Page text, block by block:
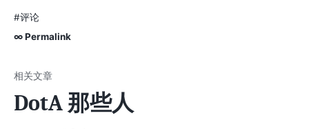
#评论
∞ Permalink
DotA 那些人